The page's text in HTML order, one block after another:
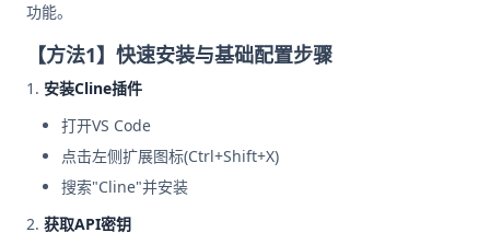
功能。
【方法1】快速安装与基础配置步骤
安装Cline插件
打开VS Code
点击左侧扩展图标(Ctrl+Shift+X)
搜索"Cline"并安装
获取API密钥